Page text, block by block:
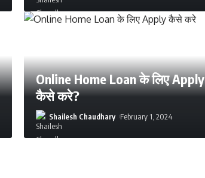
Online Home Loan के लिए Apply
कैसे करे?
Shailesh Chaudhary February 1, 2024